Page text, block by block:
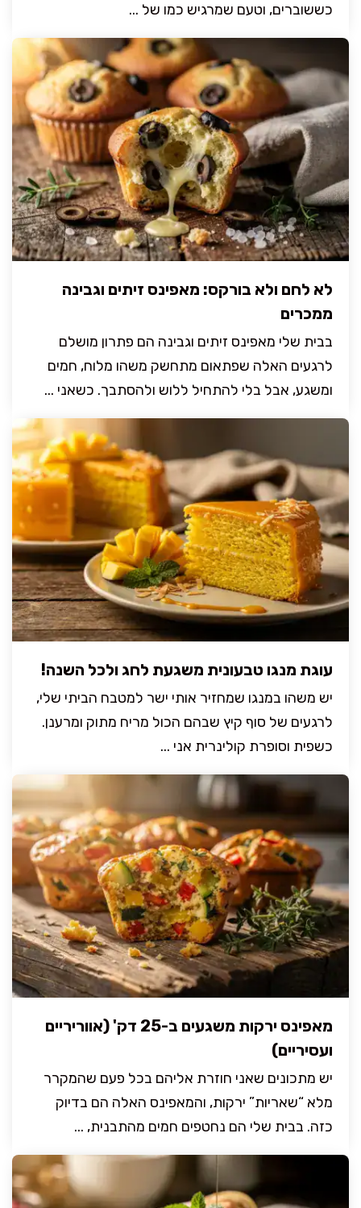
כששוברים, וטעם שמרגיש כמו של ...
לא לחם ולא בורקס: מאפינס זיתים וגבינה
ממכרים
בבית שלי מאפינס זיתים וגבינה הם פתרון מושלם
לרגעים האלה שפתאום מתחשק משהו מלוח, חמים
ומשגע, אבל בלי להתחיל ללוש ולהסתבך. כשאני ...
עוגת מנגו טבעונית משגעת לחג ולכל השנה!
יש משהו במנגו שמחזיר אותי ישר למטבח הביתי שלי,
לרגעים של סוף קיץ שבהם הכול מריח מתוק ומרענן.
כשפית וסופרת קולינרית אני ...
מאפינס ירקות משגעים ב-25 דק' (אווריריים
ועסיריים)
יש מתכונים שאני חוזרת אליהם בכל פעם שהמקרר
מלא “שאריות” ירקות, והמאפינס האלה הם בדיוק
כזה. בבית שלי הם נחטפים חמים מהתבנית, ...